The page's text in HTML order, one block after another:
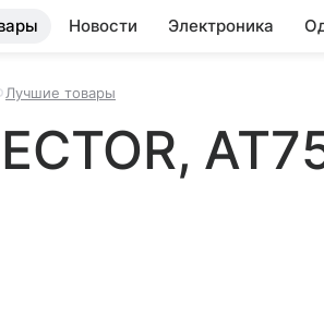
Новости Электроника
Лучшие товары